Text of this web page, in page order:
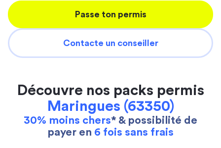
Passe ton permis
Contacte un conseiller
Découvre nos packs permis
Maringues (63350)
30% moins chers* & possibilité de
payer en 6 fois sans frais